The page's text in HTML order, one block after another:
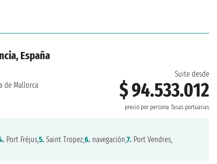
España
Suite desde
$ 94.533.012
precio por persona Tasas portuarias
de Mallorca
Port Fréjus,5. Saint Tropez,6. navegación,7. Port Vendres,